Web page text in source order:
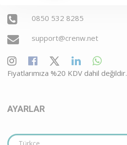
0850 532 8285
support@crenw.net
Fiyatlarımıza %20 KDV dahil değildir.
AYARLAR